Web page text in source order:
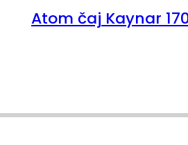
Atom čaj Kaynar